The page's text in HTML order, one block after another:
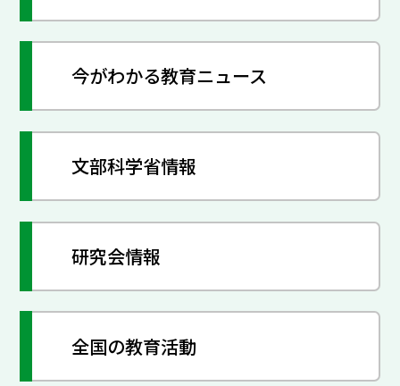
今がわかる教育ニュース
文部科学省情報
研究会情報
全国の教育活動